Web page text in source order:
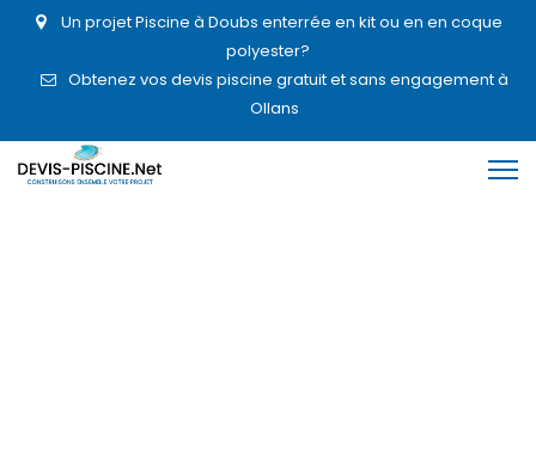
Un projet Piscine à Doubs enterrée en kit ou en en coque
polyester?
Obtenez vos devis piscine gratuit et sans engagement à
Ollans